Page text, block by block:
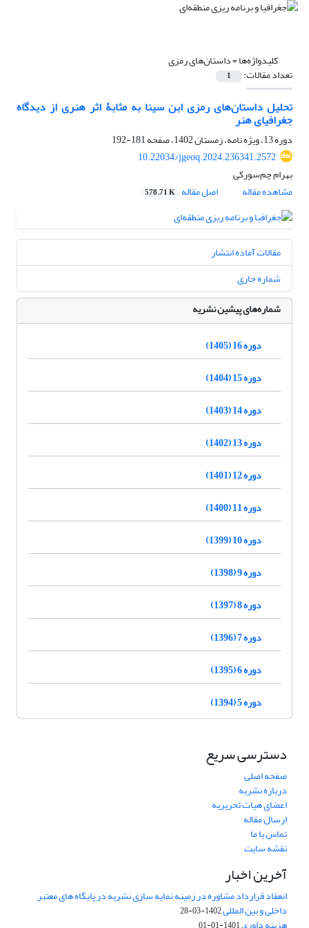
کلیدواژه‌ها =داستان‌های رمزی
تعداد مقالات: 1
تحلیل داستان‌های رمزی ابن‌ سینا به مثابۀ اثر هنری از دیدگاه
جغرافیای هنر
دوره 13، ویژه نامه، زمستان 1402، صفحه
181-192
10.22034/jgeoq.2024.236341.2572
بهرام چم‌سورکی
مشاهده مقاله
اصل مقاله 578.71 K
مقالات آماده انتشار
شماره جاری
شماره‌های پیشین نشریه
دوره 16 (1405)
دوره 15 (1404)
دوره 14 (1403)
دوره 13 (1402)
دوره 12 (1401)
دوره 11 (1400)
دوره 10 (1399)
دوره 9 (1398)
دوره 8 (1397)
دوره 7 (1396)
دوره 6 (1395)
دوره 5 (1394)
دسترسی سریع
صفحه اصلی
درباره نشریه
اعضای هیات تحریریه
ارسال مقاله
تماس با ما
نقشه سایت
آخرین اخبار
انعقاد قرارداد مشاوره در زمینه نمایه سازی نشریه در پایگاه های معتبر
داخلی و بین المللی1402-03-28